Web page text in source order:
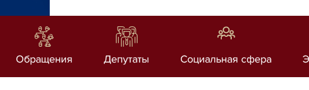
Обращения Депутаты Социальная сфера